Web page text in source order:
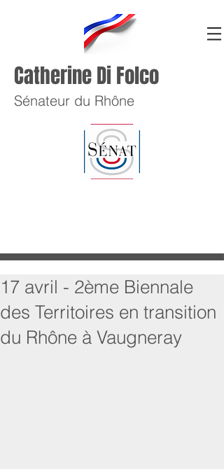
Catherine Di Folco
Sénateur du Rhône
17 avril - 2ème Biennale
des Territoires en transition
du Rhône à Vaugneray